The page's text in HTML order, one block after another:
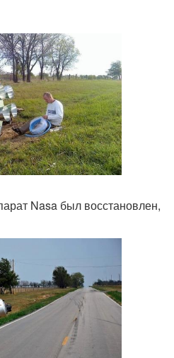
Nasa был восстановлен,